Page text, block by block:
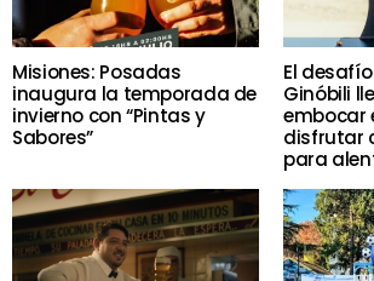
Misiones: Posadas
inaugura la temporada de
invierno con “Pintas y
Sabores”
El
Ginóbili
embocar
disfrutar
para